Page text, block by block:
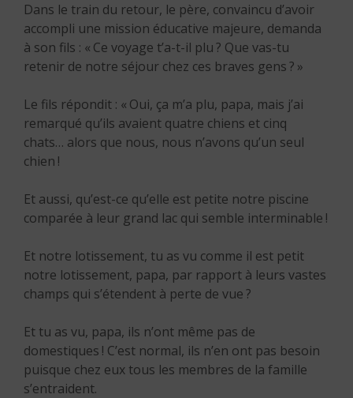
Dans le train du retour, le père, convaincu d’avoir
accompli une mission éducative majeure, demanda
à son fils : « Ce voyage t’a-t-il plu ? Que vas-tu
retenir de notre séjour chez ces braves gens ? »
Le fils répondit : « Oui, ça m’a plu, papa, mais j’ai
remarqué qu’ils avaient quatre chiens et cinq
chats… alors que nous, nous n’avons qu’un seul
chien !
Et aussi, qu’est-ce qu’elle est petite notre piscine
comparée à leur grand lac qui semble interminable !
Et notre lotissement, tu as vu comme il est petit
notre lotissement, papa, par rapport à leurs vastes
champs qui s’étendent à perte de vue ?
Et tu as vu, papa, ils n’ont même pas de
domestiques ! C’est normal, ils n’en ont pas besoin
puisque chez eux tous les membres de la famille
s’entraident.